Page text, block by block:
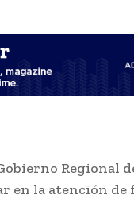
Regional
en la atención